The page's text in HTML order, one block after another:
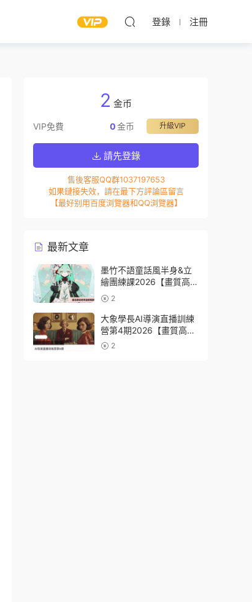
登錄 注冊
2 金币
VIP免費 升級VIP
0金币
請先登錄
售後客服QQ群1037197653
如果鏈接失效，請在最下方評論區留言
【最好别用百度浏覽器和QQ浏覽器】
最新文章
墨竹不語童話風半身&立
繪團練課2026【畫質高清
有課件筆刷】
2
大象學長AI導演直播訓練
營第4期2026【畫質高清
有資料】
2